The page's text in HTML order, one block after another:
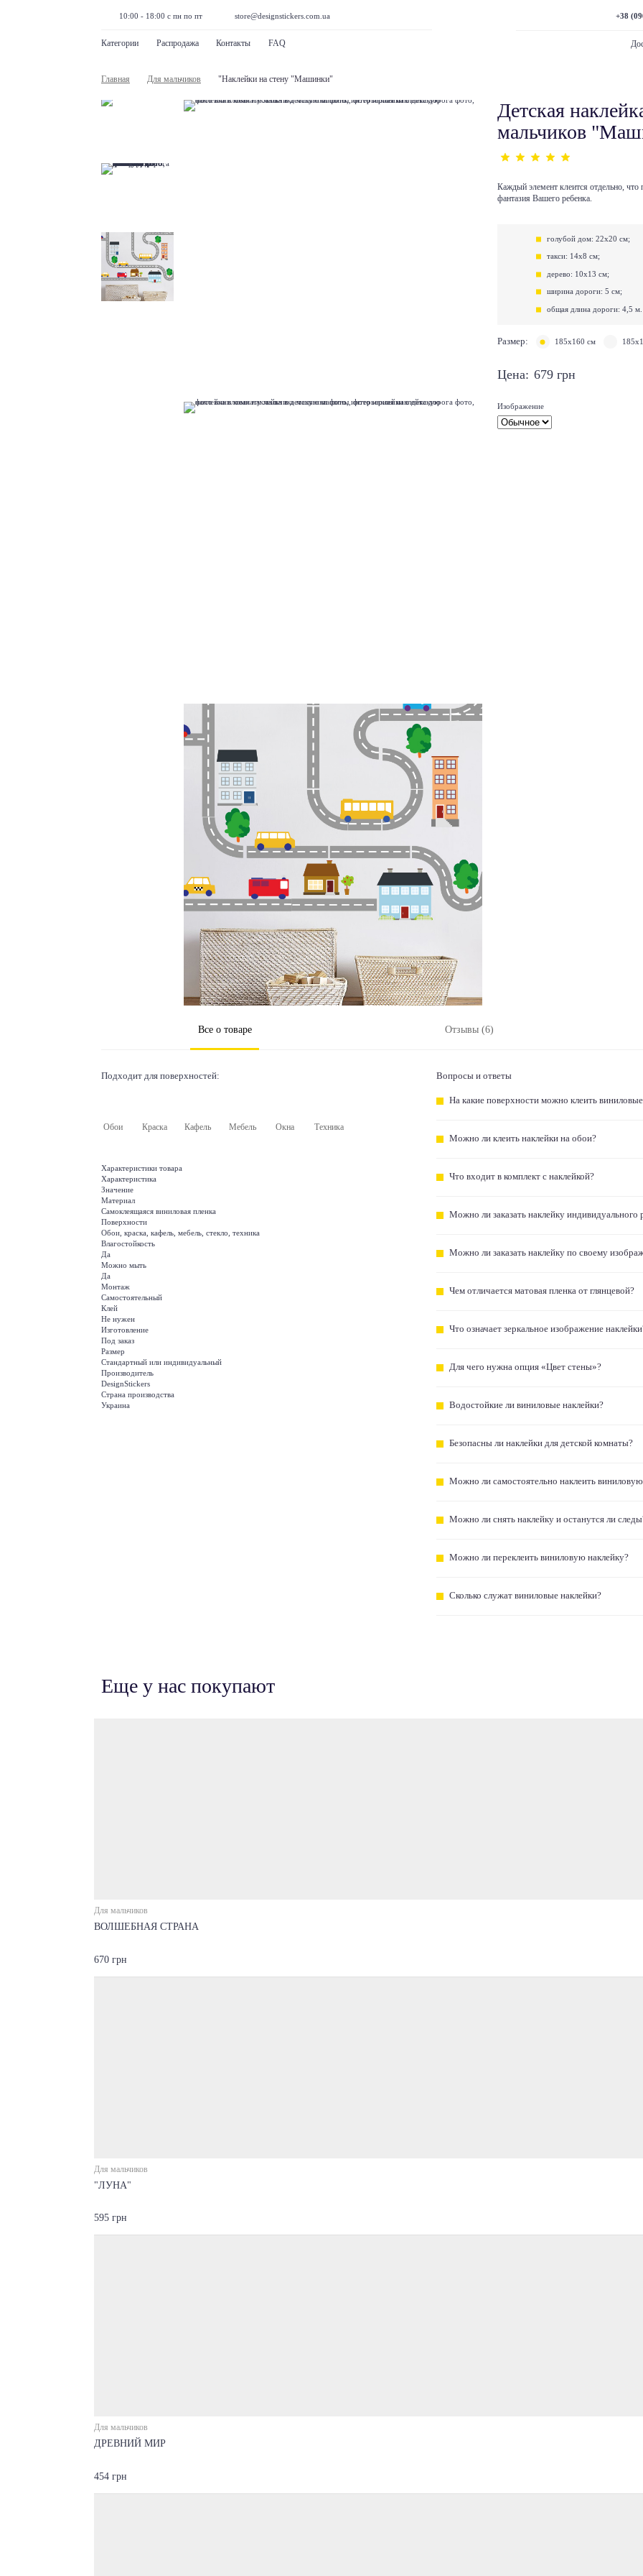
10:00 - 18:00 с пн по пт store@designstickers.com.ua
Категории Распродажа Контакты FAQ
+38
Главная Для мальчиков "Наклейки на стену "Машинки"
Детская
мальчиков
Каждый элемент клеится отдельно,
фантазия Вашего ребенка.
голубой дом: 22х20 см;
такси: 14х8 см;
дерево: 10х13 см;
ширина дороги: 5 см;
общая длина дороги: 4,5 м.
Размер: 185х160 см
Цена: 679 грн
Изображение
Все о товаре Отзывы (6)
Подходит для поверхностей:
Обои Краска Кафель Мебель Окна Техника
Характеристики товара
Характеристика
Значение
Материал
Самоклеящаяся виниловая пленка
Поверхности
Обои, краска, кафель, мебель, стекло, техника
Влагостойкость
Да
Можно мыть
Да
Монтаж
Самостоятельный
Клей
Не нужен
Изготовление
Под заказ
Размер
Стандартный или индивидуальный
Производитель
DesignStickers
Страна производства
Украина
Вопросы и ответы
На какие поверхности можно клеить
Можно ли клеить наклейки на обои?
Что входит в комплект с наклейкой?
Можно ли заказать наклейку индивидуального
Можно ли заказать наклейку по своему
Чем отличается матовая пленка от глянцевой?
Что означает зеркальное изображение
Для чего нужна опция «Цвет стены»?
Водостойкие ли виниловые наклейки?
Безопасны ли наклейки для детской комнаты?
Можно ли самостоятельно наклеить виниловую
Можно ли снять наклейку и останутся ли
Можно ли переклеить виниловую наклейку?
Сколько служат виниловые наклейки?
Еще у нас покупают
Для мальчиков
ВОЛШЕБНАЯ СТРАНА
670 грн
Для мальчиков
"ЛУНА"
595 грн
Для мальчиков
ДРЕВНИЙ МИР
454 грн